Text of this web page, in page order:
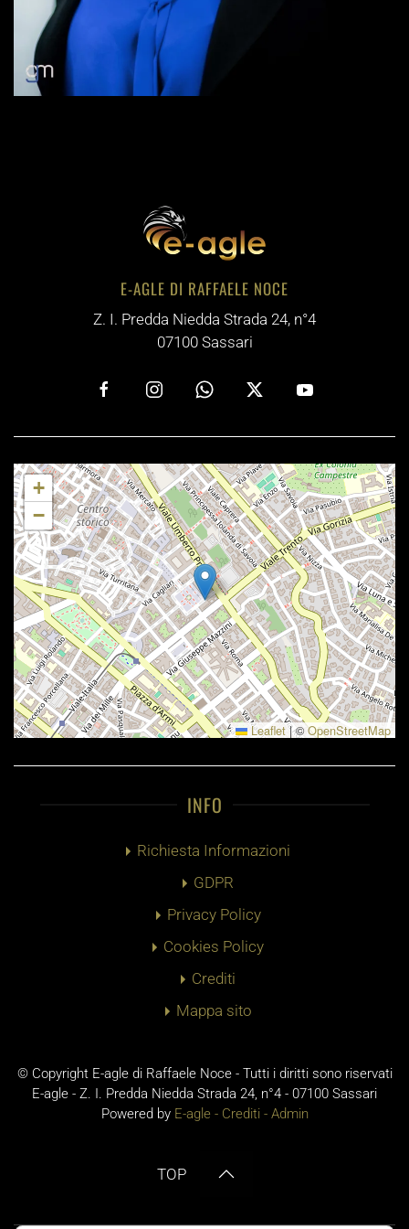
E-AGLE DI RAFFAELE NOCE
Z. I. Predda Niedda Strada 24, n°4
07100 Sassari
+
−
Leaflet |©OpenStreetMap
INFO
Richiesta Informazioni
GDPR
Privacy Policy
Cookies Policy
Crediti
Mappa sito
© Copyright E-agle di Raffaele Noce - Tutti i diritti sono riservati
E-agle - Z. I. Predda Niedda Strada 24, n°4 - 07100 Sassari
Powered by E-agle - Crediti- Admin
TOP